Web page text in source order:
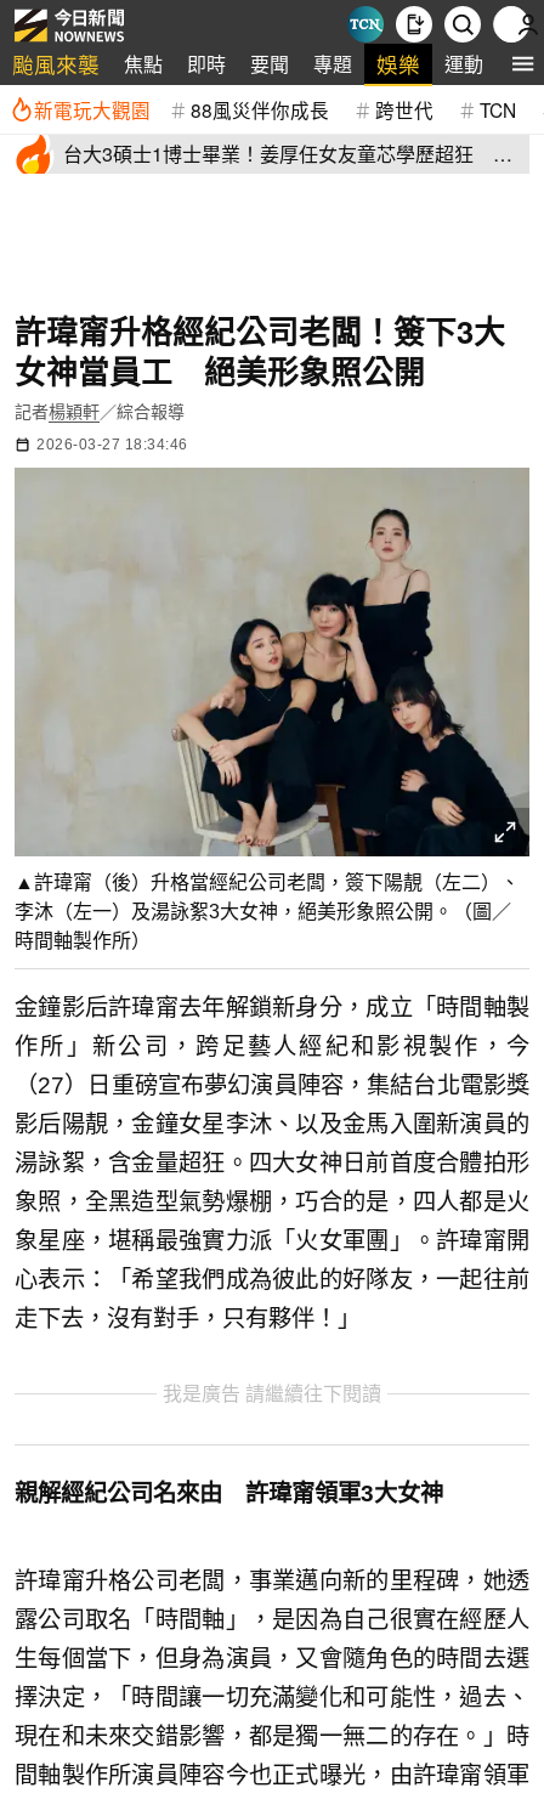
颱風來襲 焦點 即時 要聞 專題 娛樂 運動 全
新電玩大觀園 88風災伴你成長 跨世代 TCN
台大3碩士1博士畢業！姜厚任女友童芯學歷超狂 他
許瑋甯升格經紀公司老闆！簽下3大
女神當員工 絕美形象照公開
記者楊穎軒／綜合報導
2026-03-27 18:34:46
▲許瑋甯（後）升格當經紀公司老闆，簽下陽靚（左二）、
李沐（左一）及湯詠絮3大女神，絕美形象照公開。（圖／
時間軸製作所）
金鐘影后許瑋甯去年解鎖新身分，成立「時間軸製
作所」新公司，跨足藝人經紀和影視製作，今
（27）日重磅宣布夢幻演員陣容，集結台北電影獎
影后陽靚，金鐘女星李沐、以及金馬入圍新演員的
湯詠絮，含金量超狂。四大女神日前首度合體拍形
象照，全黑造型氣勢爆棚，巧合的是，四人都是火
象星座，堪稱最強實力派「火女軍團」。許瑋甯開
心表示：「希望我們成為彼此的好隊友，一起往前
走下去，沒有對手，只有夥伴！」
我是廣告 請繼續往下閱讀
親解經紀公司名來由 許瑋甯領軍3大女神
許瑋甯升格公司老闆，事業邁向新的里程碑，她透
露公司取名「時間軸」，是因為自己很實在經歷人
生每個當下，但身為演員，又會隨角色的時間去選
擇決定，「時間讓一切充滿變化和可能性，過去、
現在和未來交錯影響，都是獨一無二的存在。」時
間軸製作所演員陣容今也正式曝光，由許瑋甯領軍